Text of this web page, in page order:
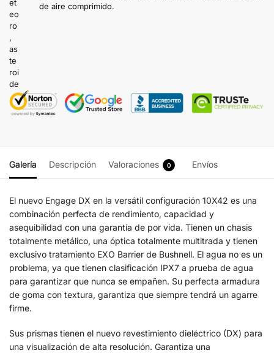
de aire comprimido.
Galería Descripción Valoraciones 0 Envíos
El nuevo Engage DX en la versátil configuración 10X42 es una
combinación perfecta de rendimiento, capacidad y
asequibilidad con una garantía de por vida. Tienen un chasis
totalmente metálico, una óptica totalmente multitrada y tienen
exclusivo tratamiento EXO Barrier de Bushnell. El agua no es un
problema, ya que tienen clasificación IPX7 a prueba de agua
para garantizar que nunca se empañen. Su perfecta armadura
de goma con textura, garantiza que siempre tendrá un agarre
firme.
Sus prismas tienen el nuevo revestimiento dieléctrico (DX) para
una visualización de alta resolución. Garantiza una